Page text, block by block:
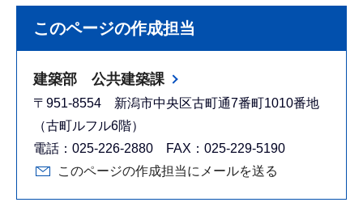
このページの作成担当
建築部 公共建築課
〒951-8554 新潟市中央区古町通7番町1010番地
（古町ルフル6階）
電話：025-226-2880 FAX：025-229-5190
このページの作成担当にメールを送る